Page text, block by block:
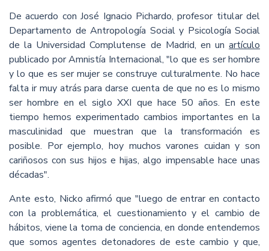
De acuerdo con José Ignacio Pichardo, profesor titular del
Departamento de Antropología Social y Psicología Social
de la Universidad Complutense de Madrid, en un artículo
publicado por Amnistía Internacional, "lo que es ser hombre
y lo que es ser mujer se construye culturalmente. No hace
falta ir muy atrás para darse cuenta de que no es lo mismo
ser hombre en el siglo XXI que hace 50 años. En este
tiempo hemos experimentado cambios importantes en la
masculinidad que muestran que la transformación es
posible. Por ejemplo, hoy muchos varones cuidan y son
cariñosos con sus hijos e hijas, algo impensable hace unas
décadas".
Ante esto, Nicko afirmó que "luego de entrar en contacto
con la problemática, el cuestionamiento y el cambio de
hábitos, viene la toma de conciencia, en donde entendemos
que somos agentes detonadores de este cambio y que,